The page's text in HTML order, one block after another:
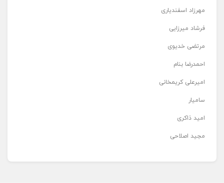
مهرزاد اسفندیاری
فرشاد میرزایی
مرتضی خدیوی
احمدرضا بنام
امیرعلی کریمخانی
سامیار
امید ذاکری
مجید اصلاحی